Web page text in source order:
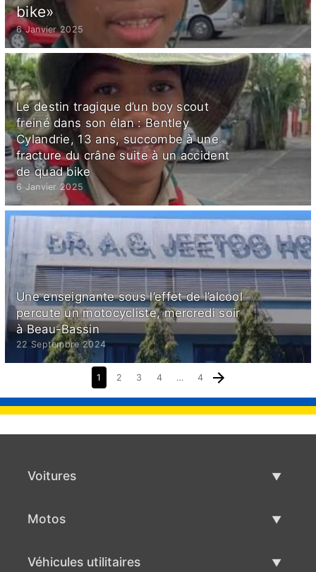
bike»
6 Janvier 2025
Le destin tragique d’un boy scout
freiné dans son élan : Bentley
Cylandrie, 13 ans, succombe à une
fracture du crâne suite à un accident
de quad bike
6 Janvier 2025
Une enseignante sous l’effet de l’alcool
percute un motocycliste, mercredi soir
à Beau-Bassin
22 Septembre 2024
1 2 3 4 … 4
Voitures
Motos
Véhicules utilitaires